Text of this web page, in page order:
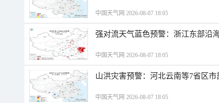
中国天气网 2026-08-07 18:05
强对流天气蓝色预警：浙江东部沿
中国天气网 2026-08-07 18:05
山洪灾害预警：河北云南等7省区
中国天气网 2026-08-07 18:05